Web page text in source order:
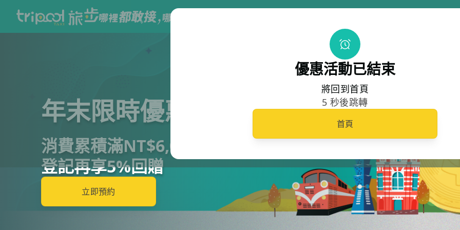
年末限時優惠
消費累積滿NT$6,000
登記再享5%回贈
立即預約
優惠活動已結束
將回到首頁
5 秒後跳轉
首頁